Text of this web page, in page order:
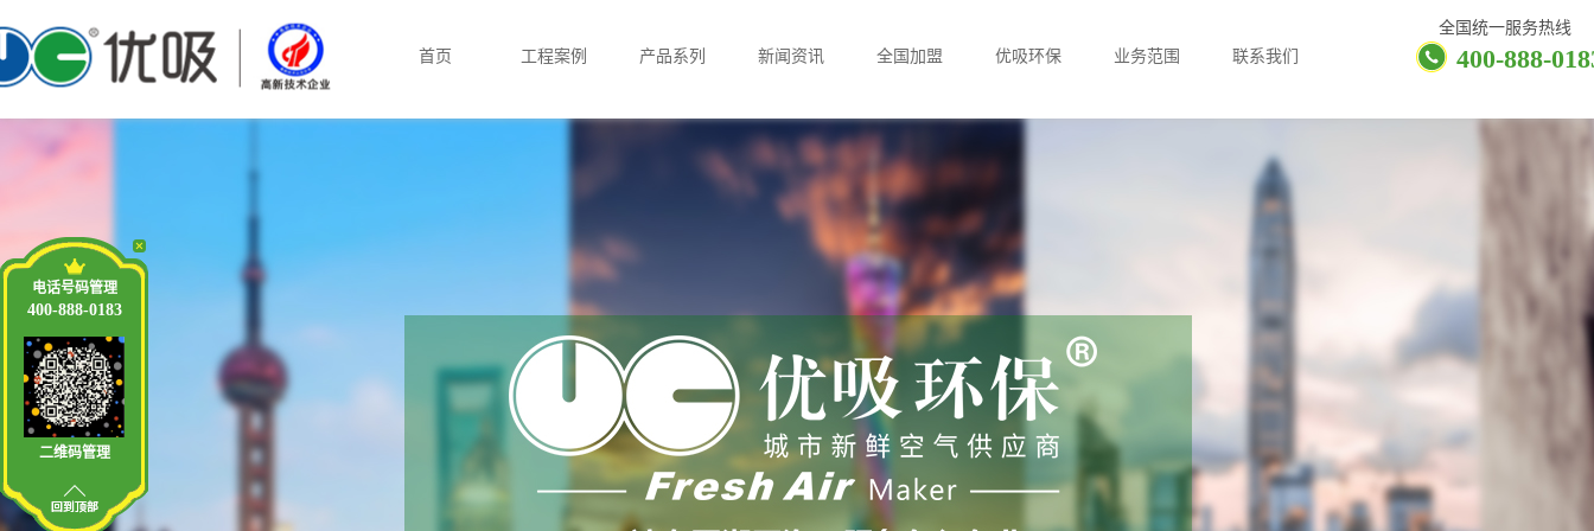
全国统一服务热线
400-888-
首页 工程案例 产品系列 新闻资讯 全国加盟 优吸环保 业务范围 联系我们
电话号码管理
400-888-0183
二维码管理